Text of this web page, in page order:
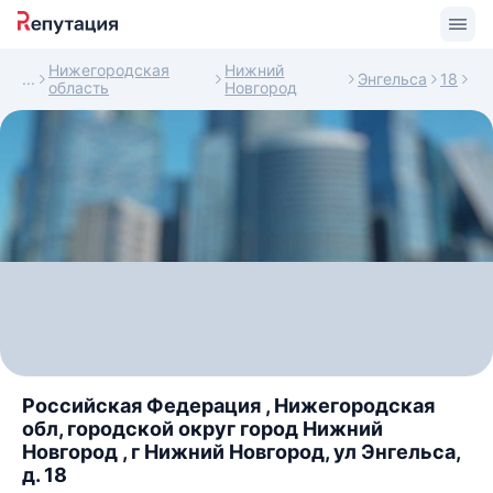
Нижегородская
область
Нижний
Новгород
Энгельса 18
Российская Федерация , Нижегородская
обл, городской округ город Нижний
Новгород , г Нижний Новгород, ул Энгельса,
д. 18